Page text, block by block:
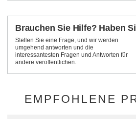
Brauchen Sie Hilfe? Haben
Stellen Sie eine Frage, und wir werden
umgehend antworten und die
interessantesten Fragen und Antworten für
andere veröffentlichen.
EMPFOHLENE